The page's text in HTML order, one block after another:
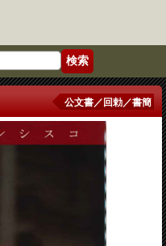
公文書／回勅／書簡